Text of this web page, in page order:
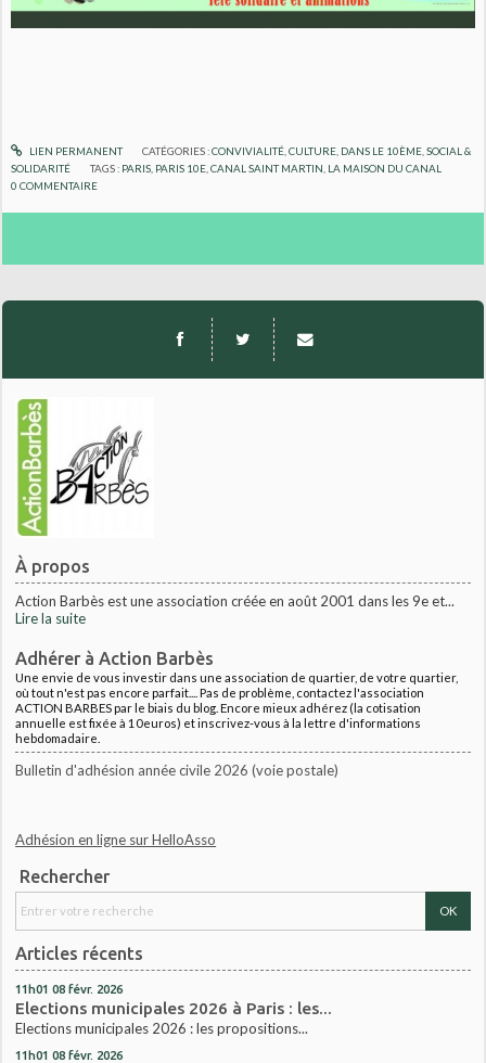
À propos
Action Barbès est une association créée en août 2001 dans les 9e et...
Lire la suite
Adhérer à Action Barbès
Une envie de vous investir dans une association de quartier, de votre quartier,
où tout n'est pas encore parfait.... Pas de problème, contactez l'association
ACTION BARBES par le biais du blog. Encore mieux adhérez (la cotisation
annuelle est fixée à 10euros) et inscrivez-vous à la lettre d'informations
hebdomadaire.
Bulletin d'adhésion année civile 2026 (voie postale)
Adhésion en ligne sur HelloAsso
Rechercher
Articles récents
11h01 08 févr. 2026
Elections municipales 2026 à Paris : les...
Elections municipales 2026 : les propositions...
11h01 08 févr. 2026
LIEN PERMANENT CATÉGORIES :CONVIVIALITÉ,CULTURE, DANS LE 10ÈME,SOCIAL &
SOLIDARITÉ
TAGS : PARIS, PARIS 10E,CANAL SAINT MARTIN, LA MAISON DU CANAL
0 COMMENTAIRE